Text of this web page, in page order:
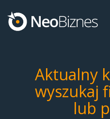
Aktualny
wyszukaj
lub